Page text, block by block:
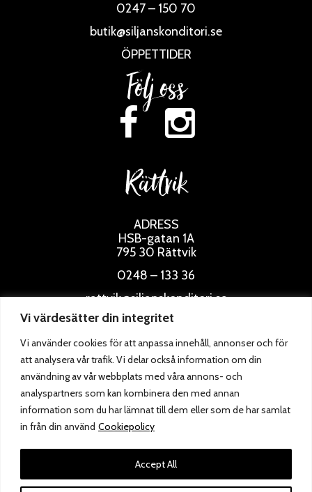
Vi värdesätter din integritet
Vi använder cookies för att anpassa innehåll, annonser och för
att analysera vår trafik. Vi delar också information om din
användning av vår webbplats med våra annons- och
analyspartners som kan kombinera den med annan
information som du har lämnat till dem eller som de har samlat
in från din använd Cookiepolicy
Accept All
0247 – 150 70
butik@siljanskonditori.se
ÖPPETTIDER
Följ oss
Rättvik
ADRESS
HSB-gatan 1A
795 30 Rättvik
0248 – 133 36
rattvik@siljanskonditori.se
ÖPPETTIDER